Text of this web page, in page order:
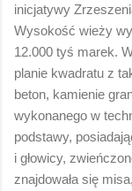
inicjatywy
Wysokość wieży
12.000 tyś marek.
planie kwadratu z
beton, kamienie
wykonanego w
podstawy,
i głowicy,
znajdowała się